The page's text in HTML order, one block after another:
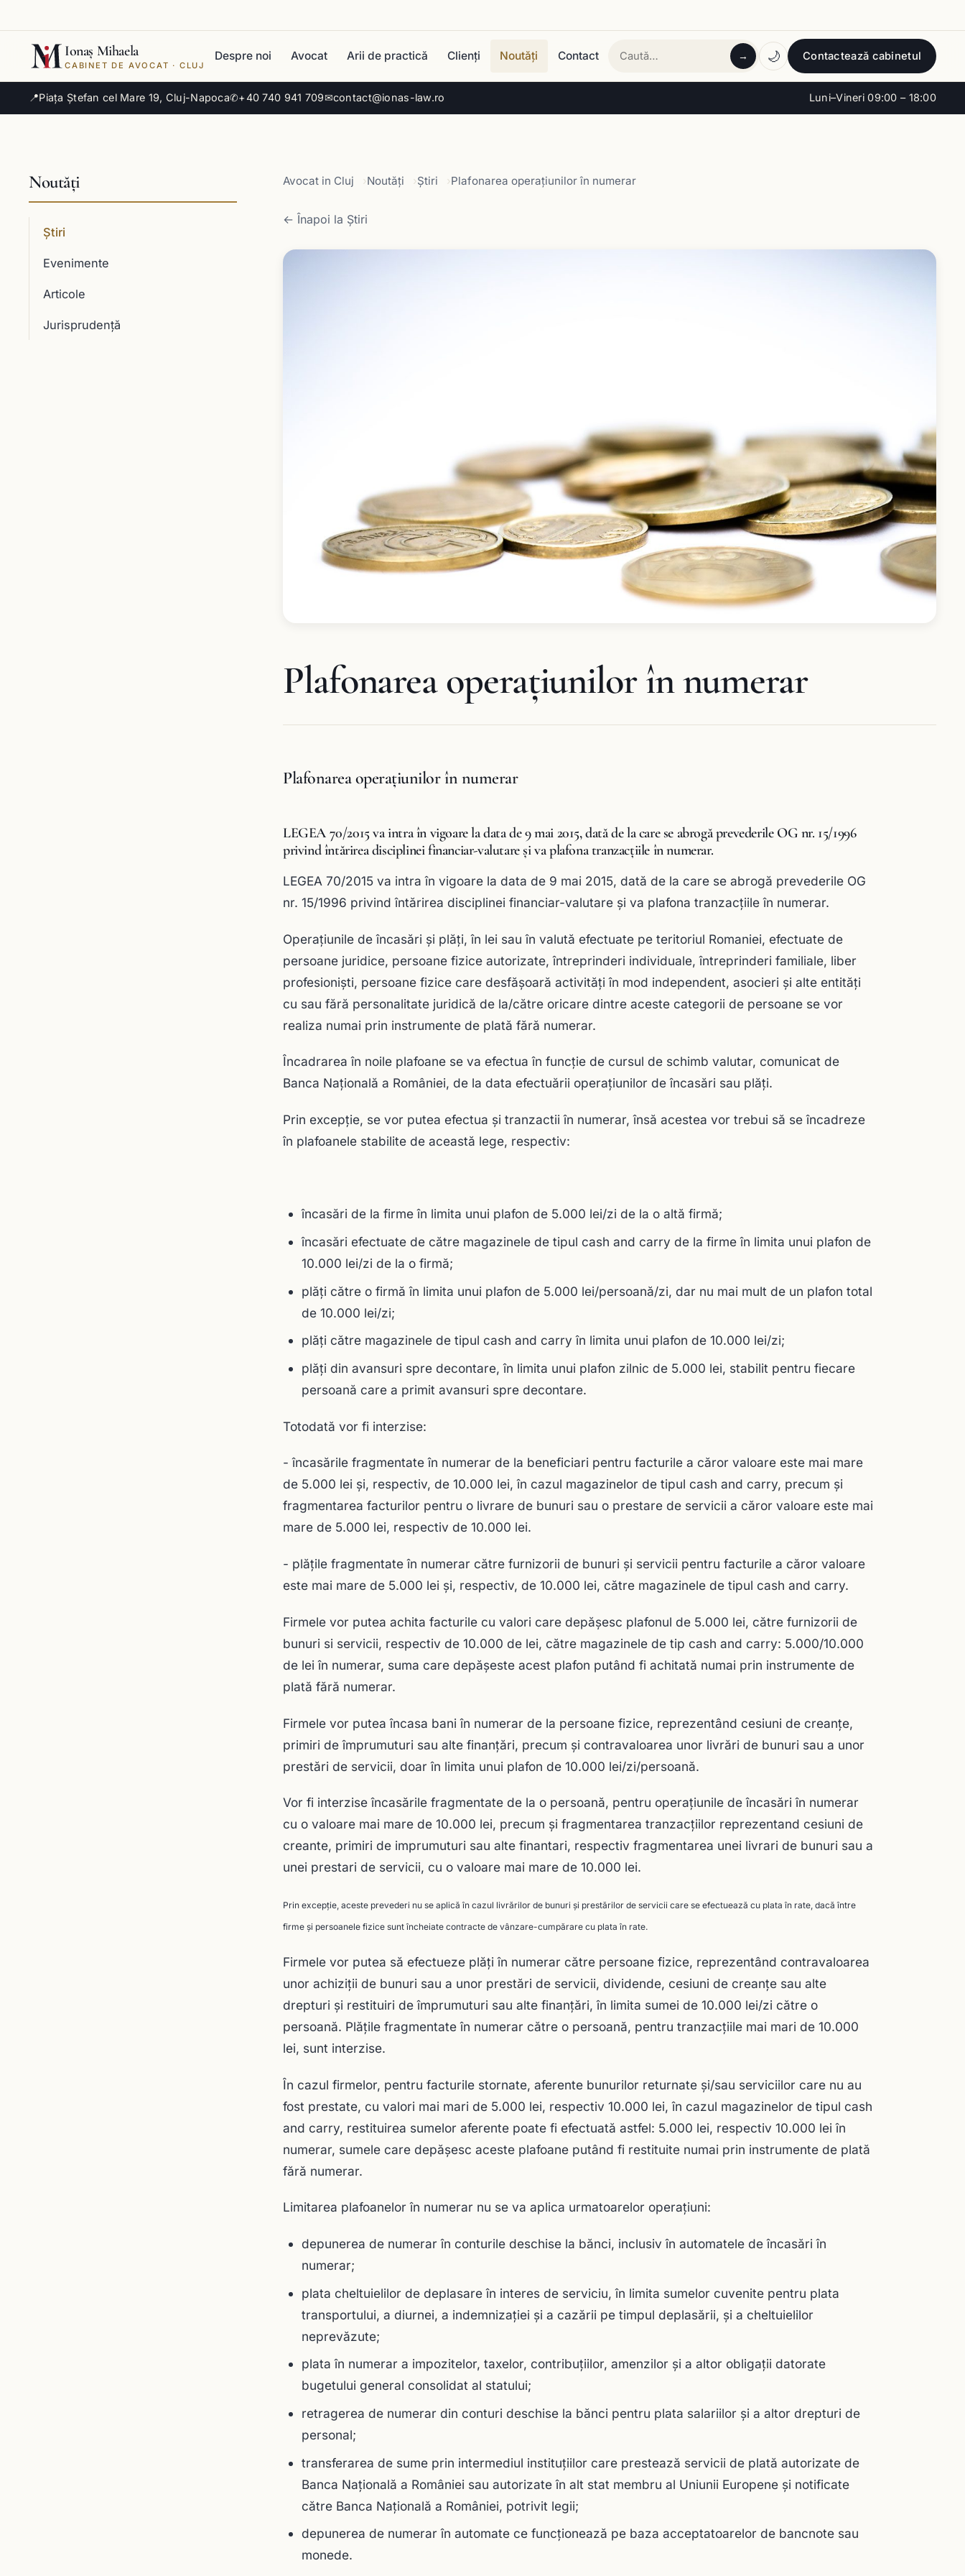
📍Piața Ștefan cel Mare 19, Cluj-Napoca✆+40 740 941 709✉contact@ionas-law.ro Luni–Vineri 09:00 – 18:00
Ionaș Mihaela
CABINET DE AVOCAT · CLUJ
Despre noi Avocat Arii de practică Clienți Noutăți Contact → 🌙 Contactează cabinetul
Noutăți
Știri
Evenimente
Articole
Jurisprudenţă
Avocat in Cluj Noutăți Știri Plafonarea operațiunilor în numerar
← Înapoi la Știri
Plafonarea operațiunilor în numerar
Plafonarea operațiunilor în numerar
LEGEA 70/2015 va intra în vigoare la data de 9 mai 2015, dată de la care se abrogă prevederile OG nr. 15/1996
privind întărirea disciplinei financiar-valutare și va plafona tranzacțiile în numerar.
LEGEA 70/2015 va intra în vigoare la data de 9 mai 2015, dată de la care se abrogă prevederile OG
nr. 15/1996 privind întărirea disciplinei financiar-valutare și va plafona tranzacțiile în numerar.
Operațiunile de încasări și plăți, în lei sau în valută efectuate pe teritoriul Romaniei, efectuate de
persoane juridice, persoane fizice autorizate, întreprinderi individuale, întreprinderi familiale, liber
profesioniști, persoane fizice care desfășoară activități în mod independent, asocieri și alte entități
cu sau fără personalitate juridică de la/către oricare dintre aceste categorii de persoane se vor
realiza numai prin instrumente de plată fără numerar.
Încadrarea în noile plafoane se va efectua în funcție de cursul de schimb valutar, comunicat de
Banca Națională a României, de la data efectuării operațiunilor de încasări sau plăți.
Prin excepție, se vor putea efectua și tranzactii în numerar, însă acestea vor trebui să se încadreze
în plafoanele stabilite de această lege, respectiv:
încasări de la firme în limita unui plafon de 5.000 lei/zi de la o altă firmă;
încasări efectuate de către magazinele de tipul cash and carry de la firme în limita unui plafon de
10.000 lei/zi de la o firmă;
plăţi către o firmă în limita unui plafon de 5.000 lei/persoană/zi, dar nu mai mult de un plafon total
de 10.000 lei/zi;
plăţi către magazinele de tipul cash and carry în limita unui plafon de 10.000 lei/zi;
plăţi din avansuri spre decontare, în limita unui plafon zilnic de 5.000 lei, stabilit pentru fiecare
persoană care a primit avansuri spre decontare.
Totodată vor fi interzise:
- încasările fragmentate în numerar de la beneficiari pentru facturile a căror valoare este mai mare
de 5.000 lei şi, respectiv, de 10.000 lei, în cazul magazinelor de tipul cash and carry, precum şi
fragmentarea facturilor pentru o livrare de bunuri sau o prestare de servicii a căror valoare este mai
mare de 5.000 lei, respectiv de 10.000 lei.
- plăţile fragmentate în numerar către furnizorii de bunuri şi servicii pentru facturile a căror valoare
este mai mare de 5.000 lei şi, respectiv, de 10.000 lei, către magazinele de tipul cash and carry.
Firmele vor putea achita facturile cu valori care depășesc plafonul de 5.000 lei, către furnizorii de
bunuri si servicii, respectiv de 10.000 de lei, către magazinele de tip cash and carry: 5.000/10.000
de lei în numerar, suma care depășeste acest plafon putând fi achitată numai prin instrumente de
plată fără numerar.
Firmele vor putea încasa bani în numerar de la persoane fizice, reprezentând cesiuni de creanțe,
primiri de împrumuturi sau alte finanțări, precum și contravaloarea unor livrări de bunuri sau a unor
prestări de servicii, doar în limita unui plafon de 10.000 lei/zi/persoană.
Vor fi interzise încasările fragmentate de la o persoană, pentru operațiunile de încasări în numerar
cu o valoare mai mare de 10.000 lei, precum și fragmentarea tranzacțiilor reprezentand cesiuni de
creante, primiri de imprumuturi sau alte finantari, respectiv fragmentarea unei livrari de bunuri sau a
unei prestari de servicii, cu o valoare mai mare de 10.000 lei.
Prin excepție, aceste prevederi nu se aplică în cazul livrărilor de bunuri şi prestărilor de servicii care se efectuează cu plata în rate, dacă între
firme şi persoanele fizice sunt încheiate contracte de vânzare-cumpărare cu plata în rate.
Firmele vor putea să efectueze plăți în numerar către persoane fizice, reprezentând contravaloarea
unor achiziții de bunuri sau a unor prestări de servicii, dividende, cesiuni de creanțe sau alte
drepturi și restituiri de împrumuturi sau alte finanțări, în limita sumei de 10.000 lei/zi către o
persoană. Plățile fragmentate în numerar către o persoană, pentru tranzacțiile mai mari de 10.000
lei, sunt interzise.
În cazul firmelor, pentru facturile stornate, aferente bunurilor returnate şi/sau serviciilor care nu au
fost prestate, cu valori mai mari de 5.000 lei, respectiv 10.000 lei, în cazul magazinelor de tipul cash
and carry, restituirea sumelor aferente poate fi efectuată astfel: 5.000 lei, respectiv 10.000 lei în
numerar, sumele care depăşesc aceste plafoane putând fi restituite numai prin instrumente de plată
fără numerar.
Limitarea plafoanelor în numerar nu se va aplica urmatoarelor operațiuni:
depunerea de numerar în conturile deschise la bănci, inclusiv în automatele de încasări în
numerar;
plata cheltuielilor de deplasare în interes de serviciu, în limita sumelor cuvenite pentru plata
transportului, a diurnei, a indemnizaţiei şi a cazării pe timpul deplasării, şi a cheltuielilor
neprevăzute;
plata în numerar a impozitelor, taxelor, contribuţiilor, amenzilor şi a altor obligaţii datorate
bugetului general consolidat al statului;
retragerea de numerar din conturi deschise la bănci pentru plata salariilor şi a altor drepturi de
personal;
transferarea de sume prin intermediul instituţiilor care prestează servicii de plată autorizate de
Banca Naţională a României sau autorizate în alt stat membru al Uniunii Europene şi notificate
către Banca Naţională a României, potrivit legii;
depunerea de numerar în automate ce funcţionează pe baza acceptatoarelor de bancnote sau
monede.